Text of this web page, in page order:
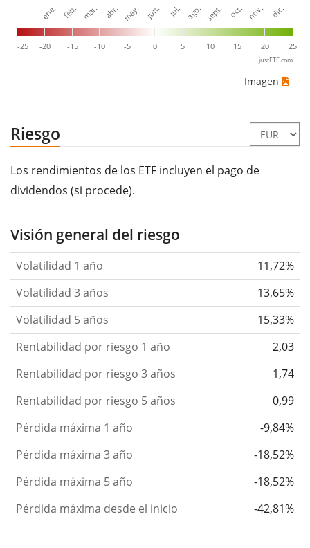
-25 -20 -15 -10 -5 0 5 10 15 20 25
ene. feb. mar. abr. may. jun. jul. ago. sept. oct. nov. dic.
justETF.com
Imagen
Riesgo
Los rendimientos de los ETF incluyen el pago de
dividendos (si procede).
Visión general del riesgo
Volatilidad 1 año
11,72%
Volatilidad 3 años
13,65%
Volatilidad 5 años
15,33%
Rentabilidad por riesgo 1 año
2,03
Rentabilidad por riesgo 3 años
1,74
Rentabilidad por riesgo 5 años
0,99
Pérdida máxima 1 año
-9,84%
Pérdida máxima 3 año
-18,52%
Pérdida máxima 5 año
-18,52%
Pérdida máxima desde el inicio
-42,81%